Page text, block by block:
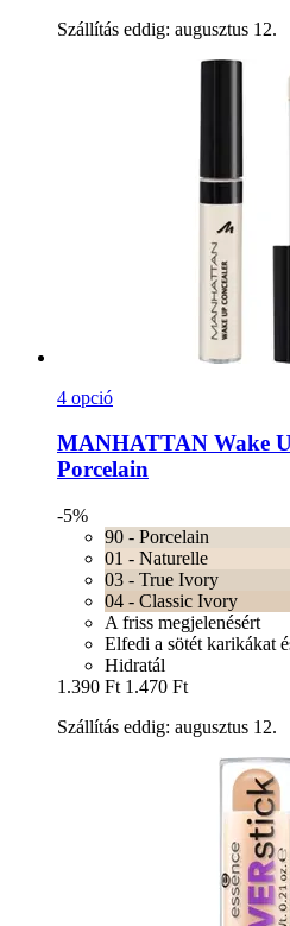
Szállítás eddig: augusztus 12.
4 opció
MANHATTAN Wake
Porcelain
-5%
90 - Porcelain
01 - Naturelle
03 - True Ivory
04 - Classic Ivory
A friss megjelenésért
Elfedi a sötét karikákat
Hidratál
1.390 Ft 1.470 Ft
Szállítás eddig: augusztus 12.